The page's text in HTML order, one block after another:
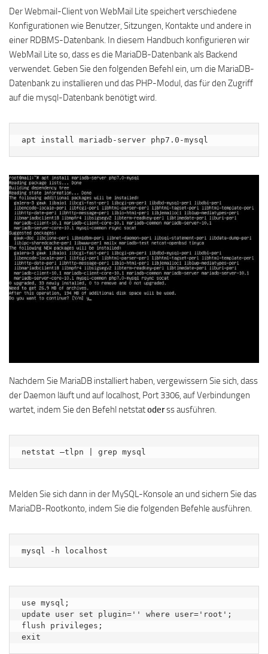
Der Webmail-Client von WebMail Lite speichert verschiedene
Konfigurationen wie Benutzer, Sitzungen, Kontakte und andere in
einer RDBMS-Datenbank. In diesem Handbuch konfigurieren wir
WebMail Lite so, dass es die MariaDB-Datenbank als Backend
verwendet. Geben Sie den folgenden Befehl ein, um die MariaDB-
Datenbank zu installieren und das PHP-Modul, das für den Zugriff
auf die mysql-Datenbank benötigt wird.
apt install mariadb-server php7.0-mysql
Nachdem Sie MariaDB installiert haben, vergewissern Sie sich, dass
der Daemon läuft und auf localhost, Port 3306, auf Verbindungen
wartet, indem Sie den Befehl netstatoderss ausführen.
netstat –tlpn | grep mysql
Melden Sie sich dann in der MySQL-Konsole an und sichern Sie das
MariaDB-Rootkonto, indem Sie die folgenden Befehle ausführen.
mysql -h localhost
use mysql;
update user set plugin='' where user='root';
flush privileges;
exit